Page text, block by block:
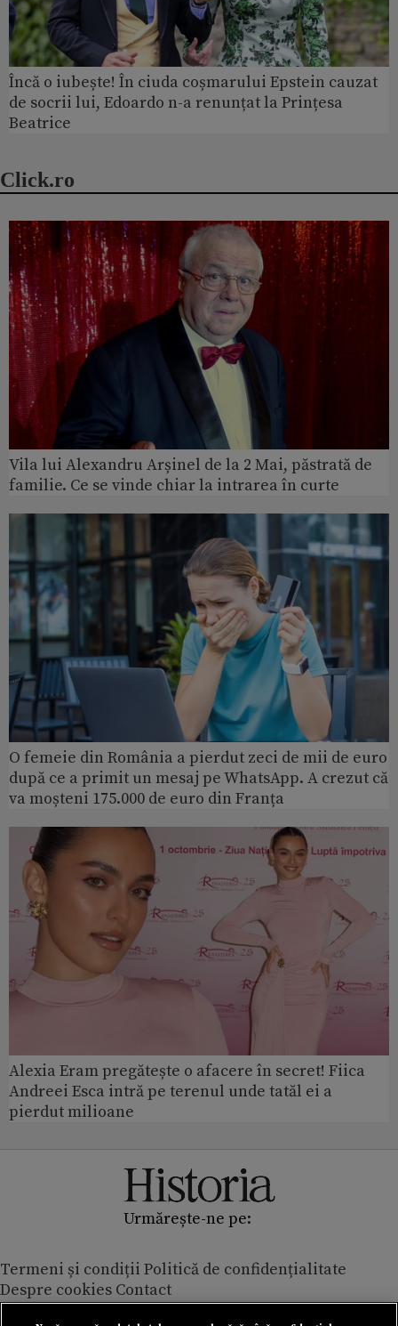
Încă o iubește! În ciuda coșmarului Epstein cauzat
de socrii lui, Edoardo n-a renunțat la Prințesa
Beatrice
Click.ro
Vila lui Alexandru Arșinel de la 2 Mai, păstrată de
familie. Ce se vinde chiar la intrarea în curte
O femeie din România a pierdut zeci de mii de euro
după ce a primit un mesaj pe WhatsApp. A crezut că
va moșteni 175.000 de euro din Franța
Alexia Eram pregătește o afacere în secret! Fiica
Andreei Esca intră pe terenul unde tatăl ei a
pierdut milioane
Urmărește-ne pe:
Termeni și condiții Politică de confidențialitate
Despre cookies Contact
Modifică preferințe pentru confidențialitate